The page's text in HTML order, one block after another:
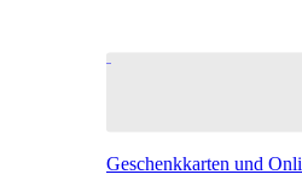
Geschenkkarten und